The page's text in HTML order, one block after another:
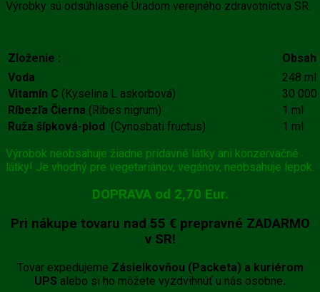
Výrobky sú odsúhlasené Úradom verejného zdravotníctva SR.
Zloženie :
Obsah
Voda
248 ml
Vitamín C (Kyselina L askorbová)
30 000
Ríbezľa Čierna (Ribes nigrum)
1 ml
Ruža šípková-plod (Cynosbati fructus)
1 ml
Výrobok neobsahuje žiadne prídavné látky ani konzervačné
látky! Je vhodný pre vegetariánov, vegánov, neobsahuje lepok.
DOPRAVA od 2,70 Eur.
Pri nákupe tovaru nad 55 € prepravné ZADARMO
v SR!
Tovar expedujeme Zásielkovňou (Packeta) a kuriérom
UPS alebo si ho môžete vyzdvihnúť u nás osobne.